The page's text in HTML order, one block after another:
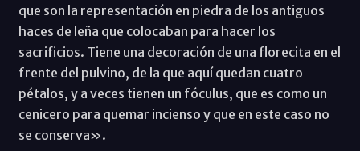
que son la representación en piedra de los antiguos
haces de leña que colocaban para hacer los
sacrificios. Tiene una decoración de una florecita en el
frente del pulvino, de la que aquí quedan cuatro
pétalos, y a veces tienen un fóculus, que es como un
cenicero para quemar incienso y que en este caso no
se conserva».